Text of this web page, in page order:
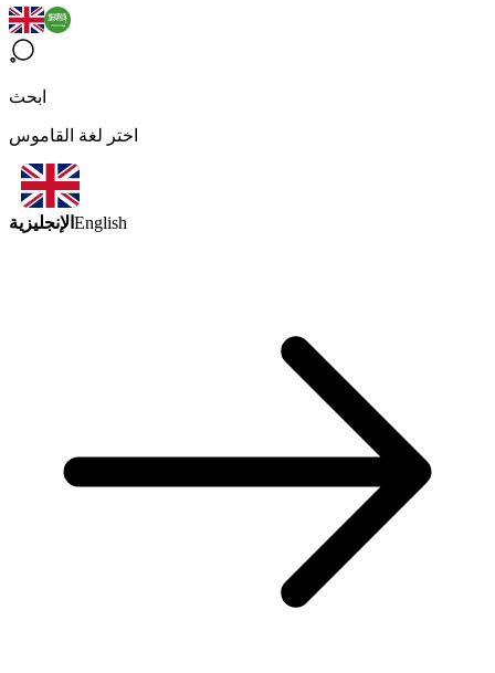
ابحث
اختر لغة القاموس
الإنجليزية English